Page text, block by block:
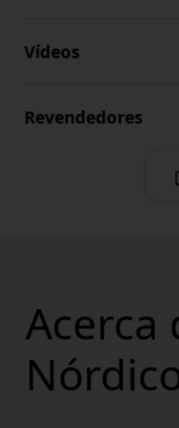
Vídeos
Revendedores
Acerca